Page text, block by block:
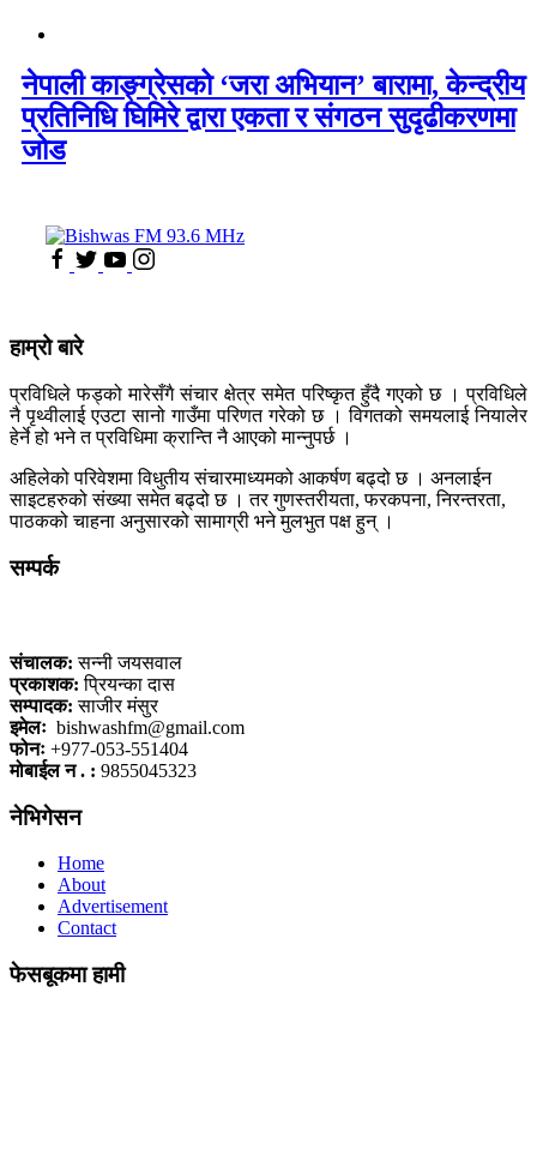
नेपाली काङ्ग्रेसको ‘जरा अभियान’ बारामा, केन्द्रीय
प्रतिनिधि घिमिरे द्वारा एकता र संगठन सुदृढीकरणमा
जोड
हाम्रो बारे
प्रविधिले फड्को मारेसँगै संचार क्षेत्र समेत परिष्कृत हुँदै गएको छ । प्रविधिले
नै पृथ्वीलाई एउटा सानो गाउँमा परिणत गरेको छ । विगतको समयलाई नियालेर
हेर्ने हो भने त प्रविधिमा क्रान्ति नै आएको मान्नुपर्छ ।
अहिलेको परिवेशमा विधुतीय संचारमाध्यमको आकर्षण बढ्दो छ । अनलाईन
साइटहरुको संख्या समेत बढ्दो छ । तर गुणस्तरीयता, फरकपना, निरन्तरता,
पाठकको चाहना अनुसारको सामाग्री भने मुलभुत पक्ष हुन् ।
सम्पर्क
संचालक: सन्नी जयसवाल
प्रकाशक: प्रियन्का दास
सम्पादक: साजीर मंसुर
इमेलः bishwashfm@gmail.com
फोनः +977-053-551404
मोबाईल न . : 9855045323
नेभिगेसन
Home
About
Advertisement
Contact
फेसबूकमा हामी